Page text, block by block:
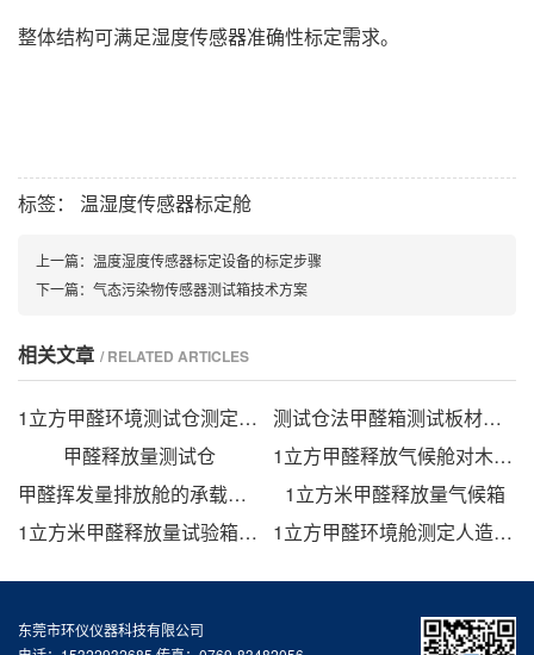
整体结构可满足湿度传感器准确性标定需求。
标签： 温湿度传感器标定舱
上一篇： 温度湿度传感器标定设备的标定步骤
下一篇： 气态污染物传感器测试箱技术方案
相关文章 / RELATED ARTICLES
1立方甲醛环境测试仓测定悬浮式拼装地板中甲醛释放量
测试仓法甲醛箱测试板材中的甲醛释放量
甲醛释放量测试仓
1立方甲醛释放气候舱对木质地板甲醛释放量的研究
甲醛挥发量排放舱的承载率计算
1立方米甲醛释放量气候箱
1立方米甲醛释放量试验箱的测试方法
1立方甲醛环境舱测定人造板甲醛释放规律
东莞市环仪仪器科技有限公司